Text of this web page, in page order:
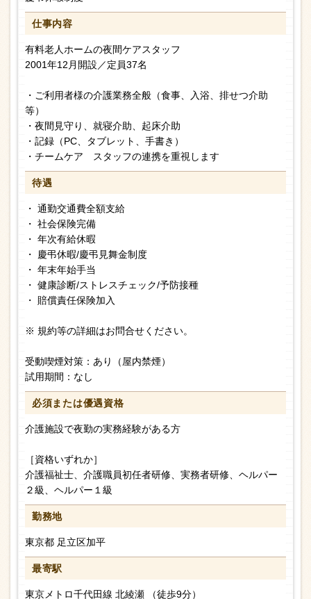
仕事内容
有料老人ホームの夜間ケアスタッフ
2001年12月開設／定員37名
・ご利用者様の介護業務全般（食事、入浴、排せつ介助
等）
・夜間見守り、就寝介助、起床介助
・記録（PC、タブレット、手書き）
・チームケア スタッフの連携を重視します
待遇
・ 通勤交通費全額支給
・ 社会保険完備
・ 年次有給休暇
・ 慶弔休暇/慶弔見舞金制度
・ 年末年始手当
・ 健康診断/ストレスチェック/予防接種
・ 賠償責任保険加入
※ 規約等の詳細はお問合せください。
受動喫煙対策：あり（屋内禁煙）
試用期間：なし
必須または優遇資格
介護施設で夜勤の実務経験がある方
［資格いずれか］
介護福祉士、介護職員初任者研修、実務者研修、ヘルパー
２級、ヘルパー１級
勤務地
東京都 足立区加平
最寄駅
東京メトロ千代田線 北綾瀬 （徒歩9分）